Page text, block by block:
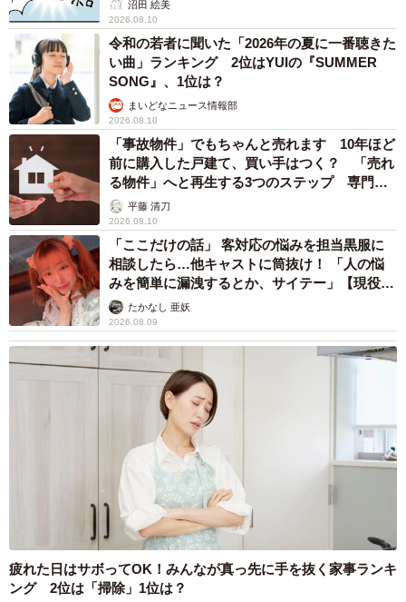
沼田 絵美
2026.08.10
令和の若者に聞いた「2026年の夏に一番聴きた
い曲」ランキング 2位はYUIの『SUMMER
SONG』、1位は？
まいどなニュース情報部
2026.08.10
「事故物件」でもちゃんと売れます 10年ほど
前に購入した戸建て、買い手はつく？ 「売れ
る物件」へと再生する3つのステップ 専門家
が解説平藤 清刀
2026.08.10
「ここだけの話」 客対応の悩みを担当黒服に
相談したら…他キャストに筒抜け！ 「人の悩
みを簡単に漏洩するとか、サイテー」【現役キ
ャストに取材】
たかなし 亜妖
2026.08.09
疲れた日はサボってOK！みんなが真っ先に手を抜く家事ランキ
ング 2位は「掃除」1位は？